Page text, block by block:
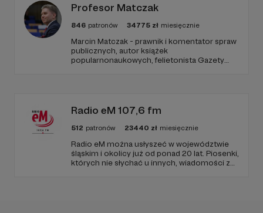
Profesor Matczak
846 patronów 34775 zł miesięcznie
Marcin Matczak - prawnik i komentator spraw
publicznych, autor książek
popularnonaukowych, felietonista Gazety
bańkami informacyjnymi.
Radio eM 107,6 fm
512 patronów 23440 zł miesięcznie
Radio eM można usłyszeć w województwie
śląskim i okolicy już od ponad 20 lat. Piosenki,
których nie słychać u innych, wiadomości z